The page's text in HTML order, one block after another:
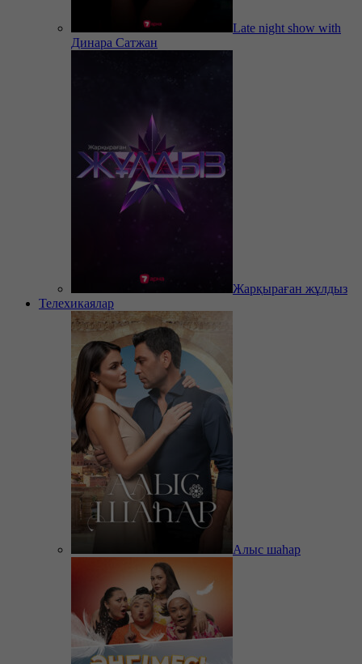
Late night show with
Динара Сатжан
Жарқыраған жұлдыз
Телехикаялар
Алыс шаһар